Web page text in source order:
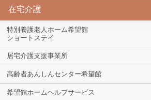
在宅介護
特別養護老人ホーム希望館
ショートステイ
居宅介護支援事業所
高齢者あんしんセンター希望館
希望館ホームヘルプサービス